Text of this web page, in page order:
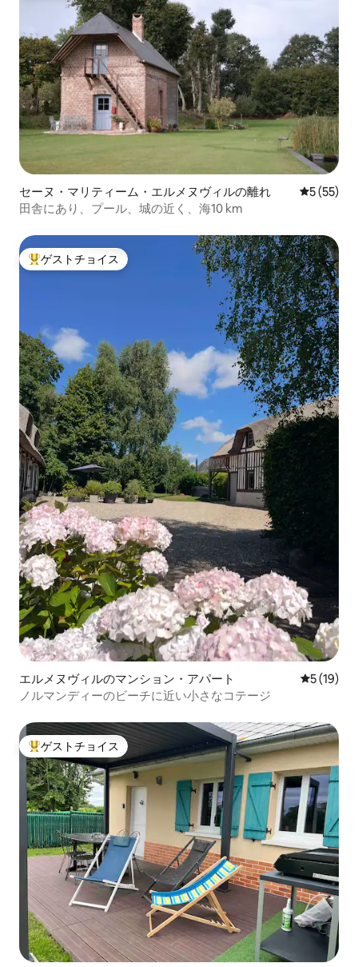
セーヌ・マリティーム・エルメヌヴィルの離れ レビュー
5 (55)
田舎にあり、プール、城の近く、海10 km
大好評のゲストチョイスです。
ゲストチョイス
エルメヌヴィルのマンション・アパート レビュー
5 (19)
ノルマンディーのビーチに近い小さなコテージ
大好評のゲストチョイスです。
ゲストチョイス